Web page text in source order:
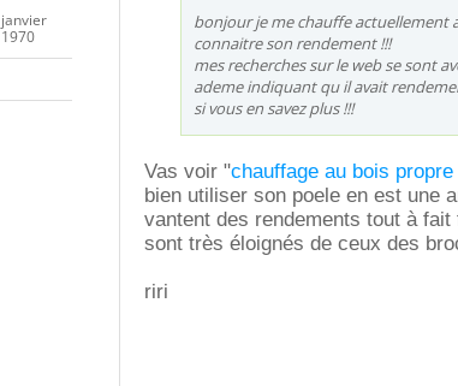
janvier
1970
bonjour je me chauffe actuellement
connaitre son rendement !!!
mes recherches sur le web se sont
ademe indiquant qu il avait
si vous en savez plus !!!
Vas voir "chauffage au bois
bien utiliser son poele en est une
vantent des rendements tout à
sont très éloignés de ceux des
riri